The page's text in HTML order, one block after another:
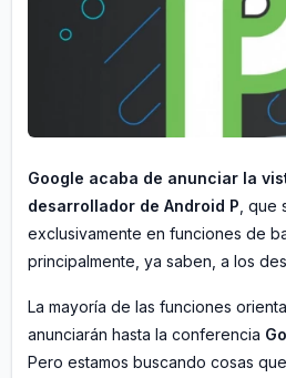
Google acaba de anunciar la
desarrollador de Android P ,
exclusivamente en funciones de
principalmente, ya saben, a los
La mayoría de las funciones
anunciarán hasta la conferencia
Pero estamos buscando cosas